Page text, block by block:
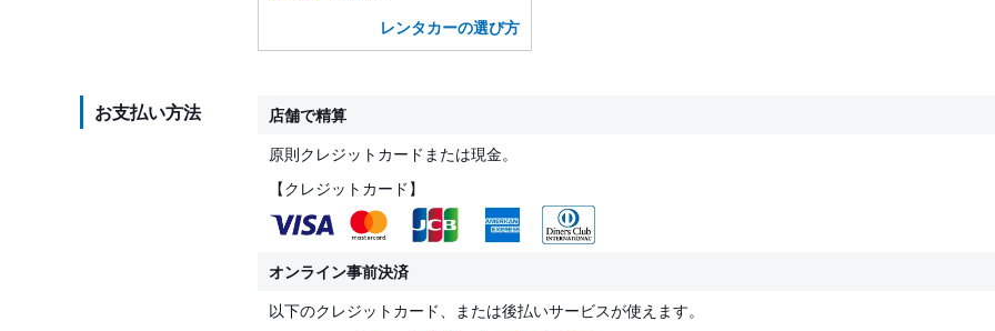
レンタカーの選び方
お支払い方法
店舗で精算
原則クレジットカードまたは現金。
【クレジットカード】
オンライン事前決済
以下のクレジットカード、または後払いサービスが使えます。